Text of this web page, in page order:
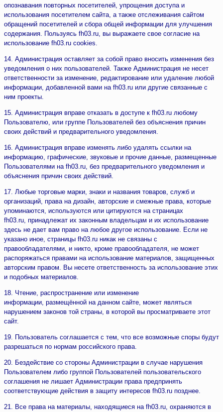
опознавания повторных посетителей, упрощения доступа и
использования посетителем сайта, а также отслеживания сайтом
обращений посетителей и сбора общей информации для улучшения
содержания. Пользуясь fh03.ru, вы выражаете свое согласие на
использование fh03.ru cookies.
14. Администрация оставляет за собой право вносить изменения без
уведомления о них пользователей. Также Администрация не несет
ответственности за изменение, редактирование или удаление любой
информации, добавленной вами на fh03.ru или другие связанные с
ним проекты.
15. Администрация вправе отказать в доступе к fh03.ru любому
Пользователю, или группе Пользователей без объяснения причин
своих действий и предварительного уведомления.
16. Администрация вправе изменять либо удалять ссылки на
информацию, графические, звуковые и прочие данные, размещенные
Пользователями на fh03.ru, без предварительного уведомления и
объяснения причин своих действий.
17. Любые торговые марки, знаки и названия товаров, служб и
организаций, права на дизайн, авторские и смежные права, которые
упоминаются, используются или цитируются на страницах
fh03.ru, принадлежат их законным владельцам и их использование
здесь не дает вам право на любое другое использование. Если не
указано иное, страницы fh03.ru никак не связаны с
правообладателями, и никто, кроме правообладателя, не может
распоряжаться правами на использование материалов, защищенных
авторским правом. Вы несете ответственность за использование этих
и подобных материалов.
18. Чтение, распространение или изменение
информации, размещённой на данном сайте, может являться
нарушением законов той страны, в которой вы просматриваете этот
сайт.
19. Пользователь соглашается с тем, что все возможные споры будут
разрешаться по нормам российского права.
20. Бездействие со стороны Администрации в случае нарушения
Пользователем либо группой Пользователей пользовательского
соглашения не лишает Администрации права предпринять
соответствующие действия в защиту интересов fh03.ru позднее.
21. Все права на материалы, находящиеся на fh03.ru, охраняются в